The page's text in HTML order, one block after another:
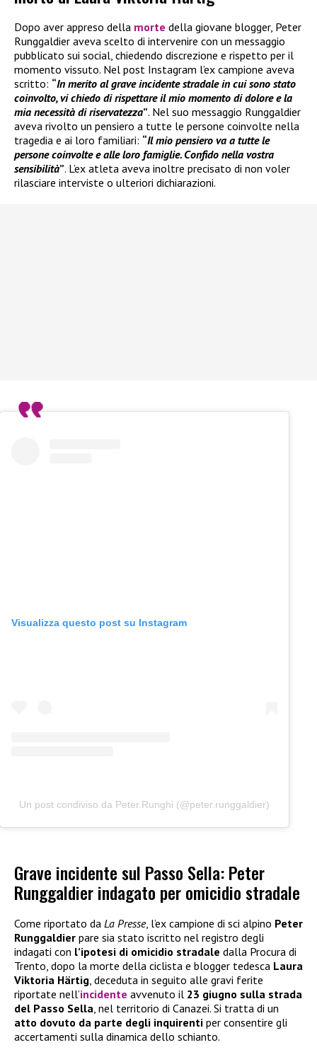
Dopo aver appreso della morte della giovane blogger, Peter
Runggaldier aveva scelto di intervenire con un messaggio
pubblicato sui social, chiedendo discrezione e rispetto per il
momento vissuto. Nel post Instagram l’ex campione aveva
scritto: “In merito al grave incidente stradale in cui sono stato
coinvolto, vi chiedo di rispettare il mio momento di dolore e la
mia necessità di riservatezza”. Nel suo messaggio Runggaldier
aveva rivolto un pensiero a tutte le persone coinvolte nella
tragedia e ai loro familiari: “Il mio pensiero va a tutte le
persone coinvolte e alle loro famiglie. Confido nella vostra
sensibilità”. L’ex atleta aveva inoltre precisato di non voler
rilasciare interviste o ulteriori dichiarazioni.
Visualizza questo post su Instagram
Un post condiviso da Peter.Runghi (@peter.runggaldier)
Grave incidente sul Passo Sella: Peter
Runggaldier indagato per omicidio stradale
Come riportato da La Presse, l’ex campione di sci alpino Peter
Runggaldier pare sia stato iscritto nel registro degli
indagati con l’ipotesi di omicidio stradale dalla Procura di
Trento, dopo la morte della ciclista e blogger tedesca Laura
Viktoria Härtig, deceduta in seguito alle gravi ferite
riportate nell’incidente avvenuto il 23 giugno sulla strada
del Passo Sella, nel territorio di Canazei. Si tratta di un
atto dovuto da parte degli inquirenti per consentire gli
accertamenti sulla dinamica dello schianto.